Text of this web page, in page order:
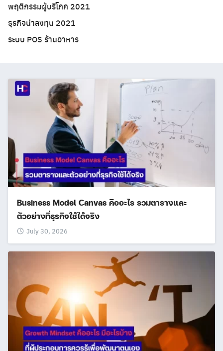
พฤติกรรมผู้บริโภค 2021
ธุรกิจน่าลงทุน 2021
ระบบ POS ร้านอาหาร
Business Model Canvas คืออะไร รวมตารางและ
ตัวอย่างที่ธุรกิจใช้ได้จริง
July 30, 2026